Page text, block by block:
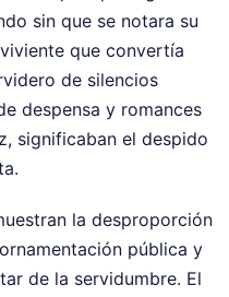
sin que se notara su
que convertía
de silencios
despensa y romances
significaban el despido
la desproporción
pública y
de la servidumbre. El